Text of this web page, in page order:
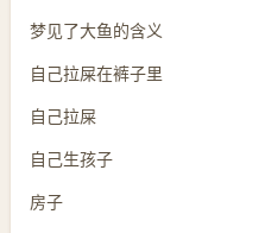
梦见了大鱼的含义
自己拉屎在裤子里
自己拉屎
自己生孩子
房子